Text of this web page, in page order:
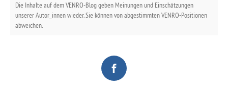
Die Inhalte auf dem VENRO-Blog geben Meinungen und Einschätzungen
unserer Autor_innen wieder. Sie können von abgestimmten VENRO-Positionen
abweichen.